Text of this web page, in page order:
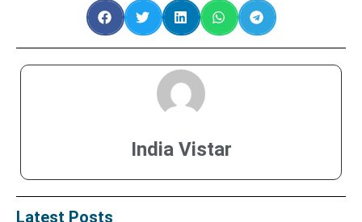
India Vistar
Latest Posts